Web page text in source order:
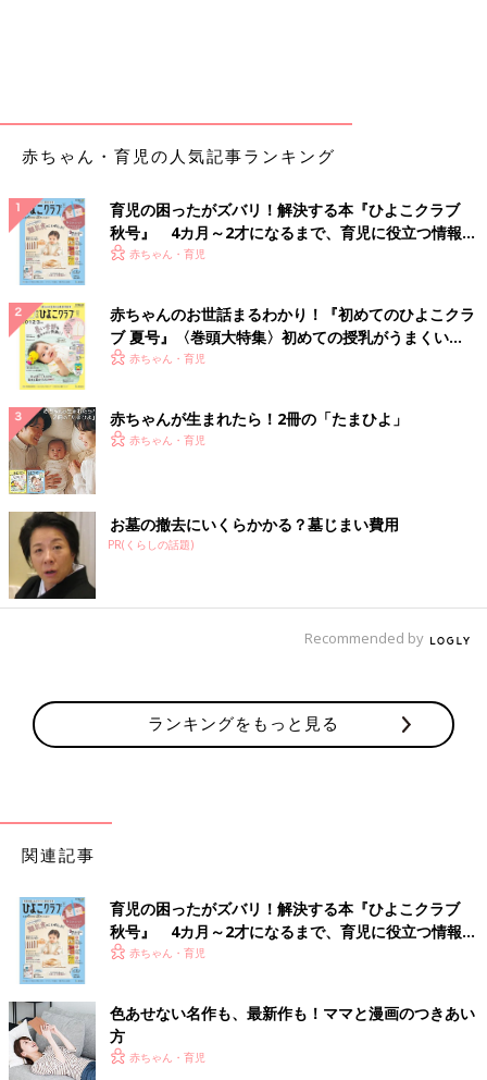
赤ちゃん・育児の人気記事ランキング
育児の困ったがズバリ！解決する本『ひよこクラブ
秋号』 4カ月～2才になるまで、育児に役立つ情報が
いっぱい！
赤ちゃん・育児
赤ちゃんのお世話まるわかり！『初めてのひよこクラ
ブ 夏号』〈巻頭大特集〉初めての授乳がうまくい
く！ おっぱい・ミルクの基本と夏のトラブル 解決テ
赤ちゃん・育児
赤ちゃんが生まれたら！2冊の「たまひよ」
赤ちゃん・育児
お墓の撤去にいくらかかる？墓じまい費用
PR(くらしの話題)
Recommended by
ランキングをもっと見る
関連記事
育児の困ったがズバリ！解決する本『ひよこクラブ
秋号』 4カ月～2才になるまで、育児に役立つ情報が
いっぱい！
赤ちゃん・育児
色あせない名作も、最新作も！ママと漫画のつきあい
方
赤ちゃん・育児